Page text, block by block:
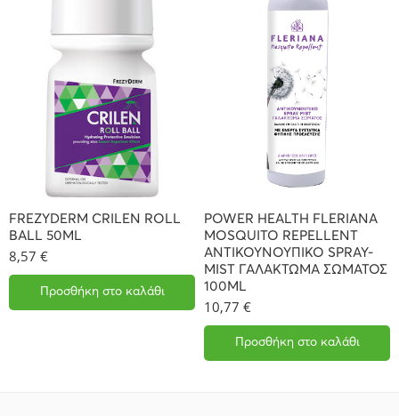
FREZYDERM CRILEN ROLL
BALL 50ML
8,57 €
Προσθήκη στο καλάθι
POWER HEALTH FLERIANA
MOSQUITO REPELLENT
ΑΝΤΙΚΟΥΝΟΥΠΙΚΟ SPRAY-
MIST ΓΑΛΑΚΤΩΜΑ ΣΩΜΑΤΟΣ
100ML
10,77 €
Προσθήκη στο καλάθι